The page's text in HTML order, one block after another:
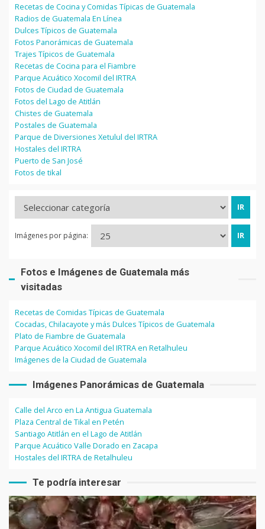
Recetas de Cocina y Comidas Típicas de Guatemala
Radios de Guatemala En Línea
Dulces Típicos de Guatemala
Fotos Panorámicas de Guatemala
Trajes Típicos de Guatemala
Recetas de Cocina para el Fiambre
Parque Acuático Xocomil del IRTRA
Fotos de Ciudad de Guatemala
Fotos del Lago de Atitlán
Chistes de Guatemala
Postales de Guatemala
Parque de Diversiones Xetulul del IRTRA
Hostales del IRTRA
Puerto de San José
Fotos de tikal
Imágenes por página:
Fotos e Imágenes de Guatemala más
visitadas
Recetas de Comidas Típicas de Guatemala
Cocadas, Chilacayote y más Dulces Típicos de Guatemala
Plato de Fiambre de Guatemala
Parque Acuático Xocomil del IRTRA en Retalhuleu
Imágenes de la Ciudad de Guatemala
Imágenes Panorámicas de Guatemala
Calle del Arco en La Antigua Guatemala
Plaza Central de Tikal en Petén
Santiago Atitlán en el Lago de Atitlán
Parque Acuático Valle Dorado en Zacapa
Hostales del IRTRA de Retalhuleu
Te podría interesar